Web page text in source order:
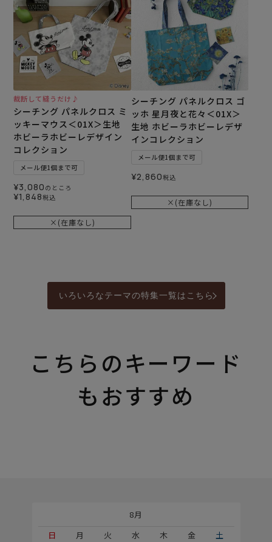
裁断して縫うだけ♪
シーチング パネルクロス ミ
ッキーマウス＜01X＞生地
ホビーラホビーレデザイン
コレクション
メール便1個まで可
¥3,080 のところ
¥1,848税込
×(在庫なし)
シーチング パネルクロス ゴ
ッホ 星月夜と花々＜01X＞
生地 ホビーラホビーレデザ
インコレクション
メール便1個まで可
¥2,860税込
×(在庫なし)
いろいろなテーマの特集一覧はこちら
こちらのキーワード
もおすすめ
8月
日
月 火 水 木 金
土